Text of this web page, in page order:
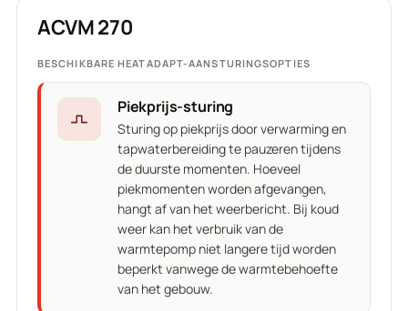
ACVM 270
BESCHIKBARE HEATADAPT-AANSTURINGSOPTIES
Piekprijs-sturing
Sturing op piekprijs door verwarming en
tapwaterbereiding te pauzeren tijdens
de duurste momenten. Hoeveel
piekmomenten worden afgevangen,
hangt af van het weerbericht. Bij koud
weer kan het verbruik van de
warmtepomp niet langere tijd worden
beperkt vanwege de warmtebehoefte
van het gebouw.